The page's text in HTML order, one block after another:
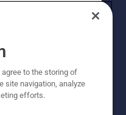
ップ（プロの方向
agree to the storing of
site navigation, analyze
efforts.